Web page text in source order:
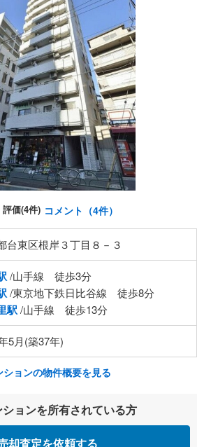
評価(4件) コメント（4件）
台東区根岸３丁目８－３
/山手線 徒歩3分
/東京地下鉄日比谷線 徒歩8分
駅/山手線 徒歩13分
5月(築37年)
ションの物件概要を見る
ションを所有されている方
却査定を依頼する